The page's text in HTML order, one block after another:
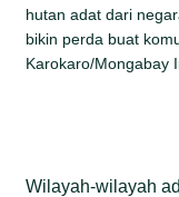
hutan adat dari
bikin perda buat
Karokaro/Mongabay
Wilayah-wilayah